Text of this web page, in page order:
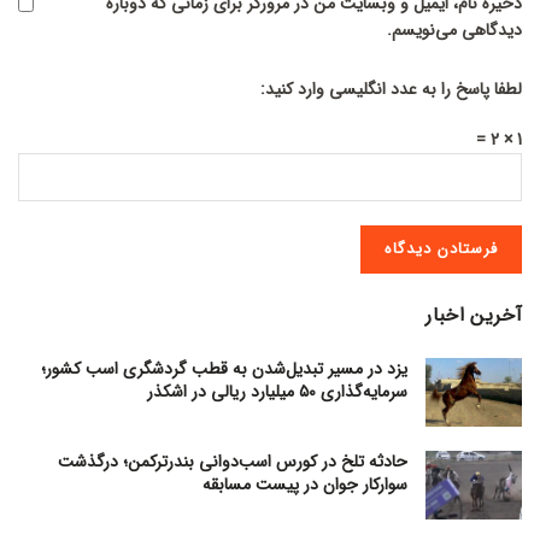
دیدگاهی می‌نویسم.
لطفا پاسخ را به عدد انگلیسی وارد کنید:
1 × 2 =
آخرین اخبار
یزد در مسیر تبدیل‌شدن به قطب گردشگری اسب کشور؛
سرمایه‌گذاری ۵۰ میلیارد ریالی در اشکذر
حادثه تلخ در کورس اسب‌دوانی بندرترکمن؛ درگذشت
سوارکار جوان در پیست مسابقه